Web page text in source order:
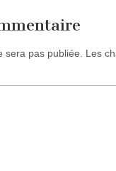
sera pas publiée. Les